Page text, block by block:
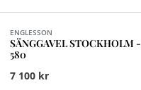
ENGLESSON
SÄNGGAVEL STOCKHOLM -
580
7 100 kr